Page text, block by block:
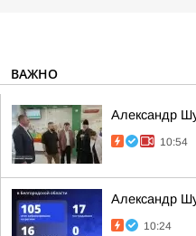
ВАЖНО
Александр
10:54
Александр
10:24